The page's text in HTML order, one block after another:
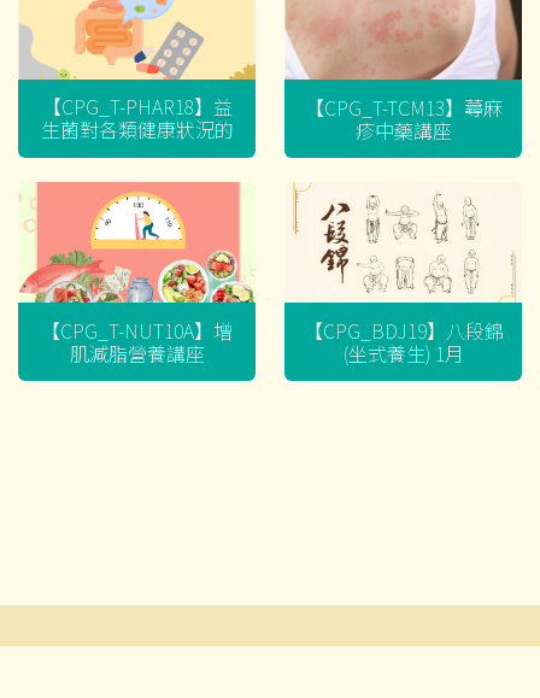
【CPG_T-PHAR18】益
生菌對各類健康狀況的
迷思
【CPG_T-TCM13】蕁麻
疹中藥講座
【CPG_T-NUT10A】增
肌減脂營養講座
【CPG_BDJ19】八段錦
(坐式養生) 1月
章